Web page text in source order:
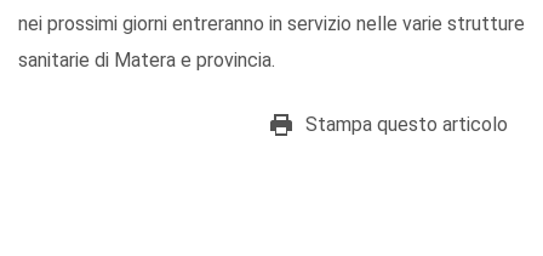
nei prossimi giorni entreranno in servizio nelle varie strutture
sanitarie di Matera e provincia.
Stampa questo articolo